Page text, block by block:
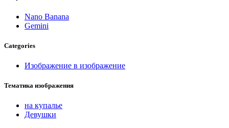
Nano Banana
Gemini
Categories
Изображение в изображение
Тематика изображения
на купалье
Девушки